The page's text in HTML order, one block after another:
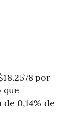
por
que
0,14% de